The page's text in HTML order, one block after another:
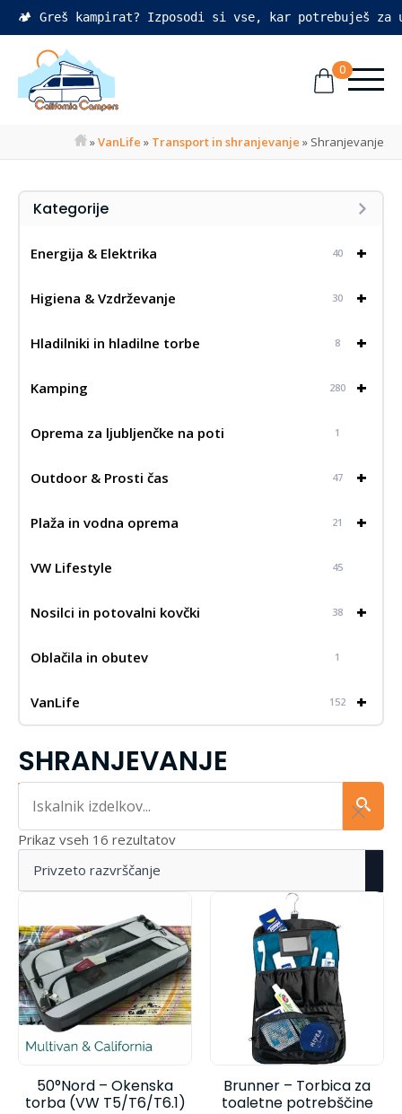
🏕️ Greš kampirat? Izposodi si vse, kar potrebuješ
0
»VanLife » Transport in shranjevanje » Shranjevanje
Kategorije
+
Energija & Elektrika 40
+
Higiena & Vzdrževanje 30
+
Hladilniki in hladilne torbe 8
+
Kamping 280
Oprema za ljubljenčke na poti 1
+
Outdoor & Prosti čas 47
+
Plaža in vodna oprema 21
VW Lifestyle 45
+
Nosilci in potovalni kovčki 38
Oblačila in obutev 1
+
VanLife 152
SHRANJEVANJE
Iskalnik...
Prikaz vseh 16 rezultatov
50°Nord – Okenska
torba (VW T5/T6/T6.1)
Brunner – Torbica za
toaletne potrebščine